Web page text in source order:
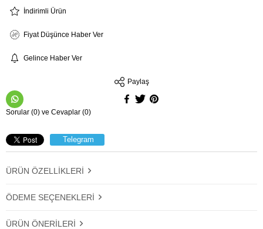
İndirimli Ürün
Fiyat Düşünce Haber Ver
Gelince Haber Ver
Paylaş
Sorular (0) ve Cevaplar (0)
Telegram
ÜRÜN ÖZELLIKLERI
ÖDEME SEÇENEKLERI
ÜRÜN ÖNERILERI